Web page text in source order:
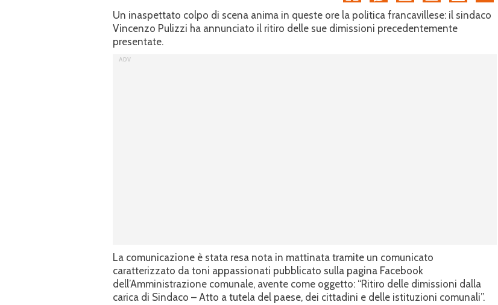
Un inaspettato colpo di scena anima in queste ore la politica francavillese: il sindaco
Vincenzo Pulizzi ha annunciato il ritiro delle sue dimissioni precedentemente
presentate.
La comunicazione è stata resa nota in mattinata tramite un comunicato
caratterizzato da toni appassionati pubblicato sulla pagina Facebook
dell’Amministrazione comunale, avente come oggetto: “Ritiro delle dimissioni dalla
carica di Sindaco – Atto a tutela del paese, dei cittadini e delle istituzioni comunali”.